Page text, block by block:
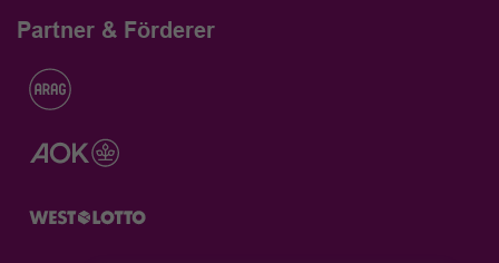
Partner & Förderer